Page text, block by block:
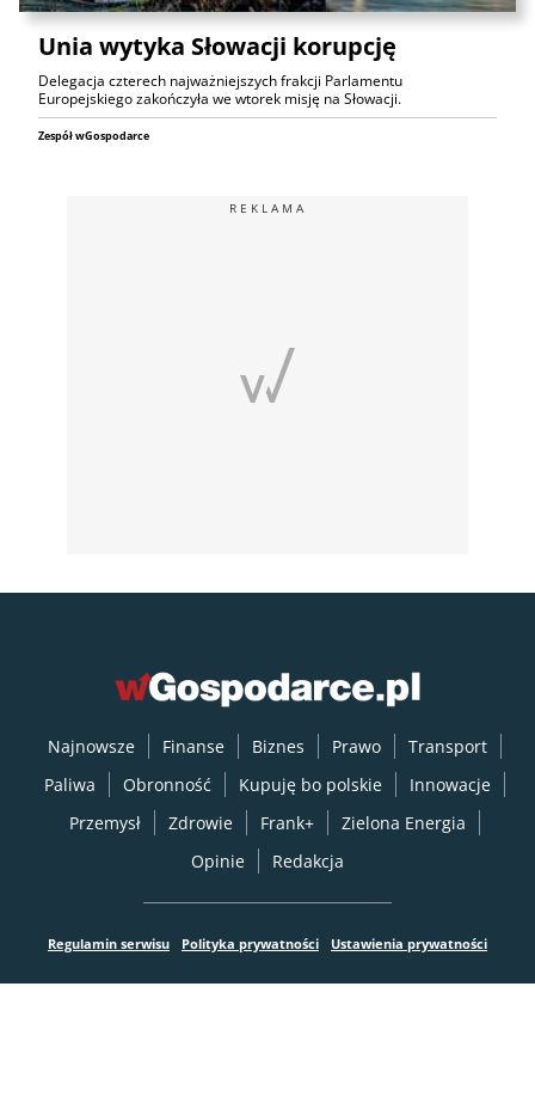
Unia wytyka Słowacji korupcję
Delegacja czterech najważniejszych frakcji Parlamentu
Europejskiego zakończyła we wtorek misję na Słowacji.
Zespół wGospodarce
REKLAMA
Najnowsze Finanse Biznes Prawo
Transport
Paliwa
Obronność Kupuję bo polskie
Innowacje
Przemysł
Zdrowie Frank+
Zielona Energia
Opinie
Redakcja
Regulamin serwisu Polityka prywatności Ustawienia prywatności